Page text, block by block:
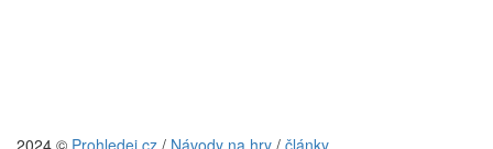
2024 © Prohledej.cz / Návody na hry / články